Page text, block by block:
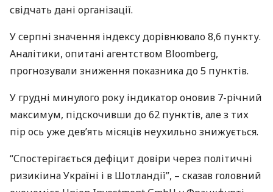
свідчать дані організації.
У серпні значення індексу дорівнювало 8,6 пункту.
Аналітики, опитані агентством Bloomberg,
прогнозували зниження показника до 5 пунктів.
У грудні минулого року індикатор оновив 7-річний
максимум, підскочивши до 62 пунктів, але з тих
пір ось уже дев’ять місяців неухильно знижується.
“Спостерігається дефіцит довіри через політичні
ризикіина Україні і в Шотландії”, – сказав головний